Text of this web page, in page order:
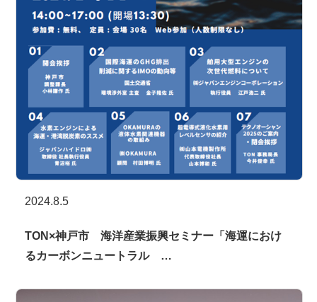
2024.8.5
TON×神戸市 海洋産業振興セミナー「海運におけ
るカーボンニュートラル …